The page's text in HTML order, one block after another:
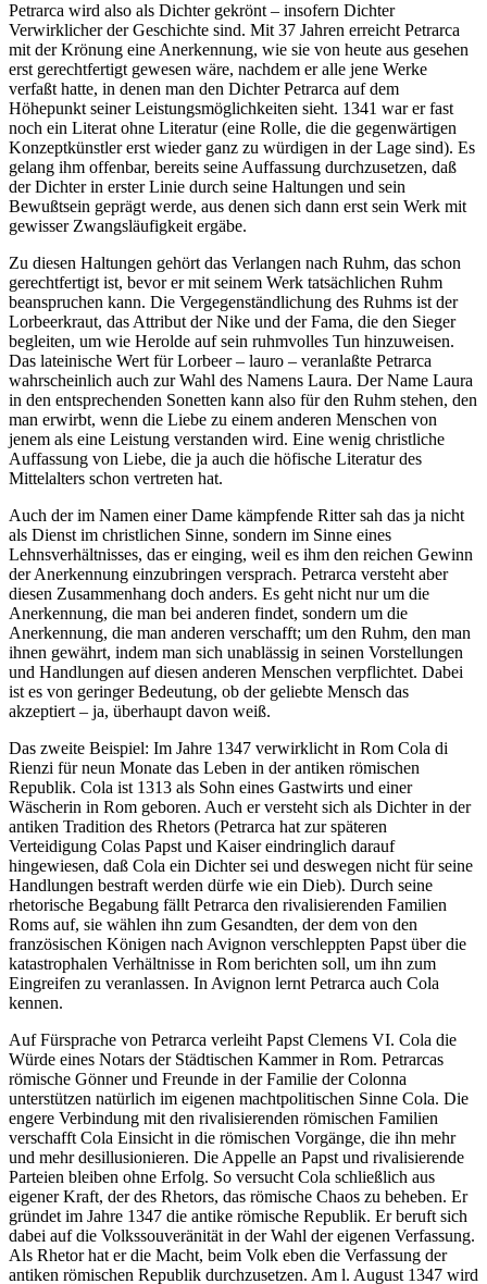
Petrarca wird also als Dichter gekrönt – insofern Dichter
Verwirklicher der Geschichte sind. Mit 37 Jahren erreicht Petrarca
mit der Krönung eine Anerkennung, wie sie von heute aus gesehen
erst gerechtfertigt gewesen wäre, nachdem er alle jene Werke
verfaßt hatte, in denen man den Dichter Petrarca auf dem
Höhepunkt seiner Leistungsmöglichkeiten sieht. 1341 war er fast
noch ein Literat ohne Literatur (eine Rolle, die die gegenwärtigen
Konzeptkünstler erst wieder ganz zu würdigen in der Lage sind). Es
gelang ihm offenbar, bereits seine Auffassung durchzusetzen, daß
der Dichter in erster Linie durch seine Haltungen und sein
Bewußtsein geprägt werde, aus denen sich dann erst sein Werk mit
gewisser Zwangsläufigkeit ergäbe.
Zu diesen Haltungen gehört das Verlangen nach Ruhm, das schon
gerechtfertigt ist, bevor er mit seinem Werk tatsächlichen Ruhm
beanspruchen kann. Die Vergegenständlichung des Ruhms ist der
Lorbeerkraut, das Attribut der Nike und der Fama, die den Sieger
begleiten, um wie Herolde auf sein ruhmvolles Tun hinzuweisen.
Das lateinische Wert für Lorbeer – lauro – veranlaßte Petrarca
wahrscheinlich auch zur Wahl des Namens Laura. Der Name Laura
in den entsprechenden Sonetten kann also für den Ruhm stehen, den
man erwirbt, wenn die Liebe zu einem anderen Menschen von
jenem als eine Leistung verstanden wird. Eine wenig christliche
Auffassung von Liebe, die ja auch die höfische Literatur des
Mittelalters schon vertreten hat.
Auch der im Namen einer Dame kämpfende Ritter sah das ja nicht
als Dienst im christlichen Sinne, sondern im Sinne eines
Lehnsverhältnisses, das er einging, weil es ihm den reichen Gewinn
der Anerkennung einzubringen versprach. Petrarca versteht aber
diesen Zusammenhang doch anders. Es geht nicht nur um die
Anerkennung, die man bei anderen findet, sondern um die
Anerkennung, die man anderen verschafft; um den Ruhm, den man
ihnen gewährt, indem man sich unablässig in seinen Vorstellungen
und Handlungen auf diesen anderen Menschen verpflichtet. Dabei
ist es von geringer Bedeutung, ob der geliebte Mensch das
akzeptiert – ja, überhaupt davon weiß.
Das zweite Beispiel: Im Jahre 1347 verwirklicht in Rom Cola di
Rienzi für neun Monate das Leben in der antiken römischen
Republik. Cola ist 1313 als Sohn eines Gastwirts und einer
Wäscherin in Rom geboren. Auch er versteht sich als Dichter in der
antiken Tradition des Rhetors (Petrarca hat zur späteren
Verteidigung Colas Papst und Kaiser eindringlich darauf
hingewiesen, daß Cola ein Dichter sei und deswegen nicht für seine
Handlungen bestraft werden dürfe wie ein Dieb). Durch seine
rhetorische Begabung fällt Petrarca den rivalisierenden Familien
Roms auf, sie wählen ihn zum Gesandten, der dem von den
französischen Königen nach Avignon verschleppten Papst über die
katastrophalen Verhältnisse in Rom berichten soll, um ihn zum
Eingreifen zu veranlassen. In Avignon lernt Petrarca auch Cola
kennen.
Auf Fürsprache von Petrarca verleiht Papst Clemens VI. Cola die
Würde eines Notars der Städtischen Kammer in Rom. Petrarcas
römische Gönner und Freunde in der Familie der Colonna
unterstützen natürlich im eigenen machtpolitischen Sinne Cola. Die
engere Verbindung mit den rivalisierenden römischen Familien
verschafft Cola Einsicht in die römischen Vorgänge, die ihn mehr
und mehr desillusionieren. Die Appelle an Papst und rivalisierende
Parteien bleiben ohne Erfolg. So versucht Cola schließlich aus
eigener Kraft, der des Rhetors, das römische Chaos zu beheben. Er
gründet im Jahre 1347 die antike römische Republik. Er beruft sich
dabei auf die Volkssouveränität in der Wahl der eigenen Verfassung.
Als Rhetor hat er die Macht, beim Volk eben die Verfassung der
antiken römischen Republik durchzusetzen. Am l. August 1347 wird